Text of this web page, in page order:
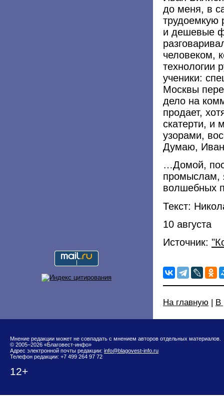
до меня, в
трудоемкую
и дешевые
человеком,
технологии
ученики:
Москвы
дело на
продает,
скатерти, и
узорами,
Думаю,
…Домой,
промыслам,
волшебных
Текст:
10 августа
Источник:
На главную | В
Мнение редакции может не совпадать с мнением авторов отдельных материалов.
© 2005–2026 «Благовест-инфо»
Адрес электронной почты редакции: info@blagovest-info.ru
Телефон редакции: +7 499 264 97 72
12+